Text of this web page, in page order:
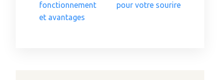
fonctionnement
et avantages
pour votre sourire